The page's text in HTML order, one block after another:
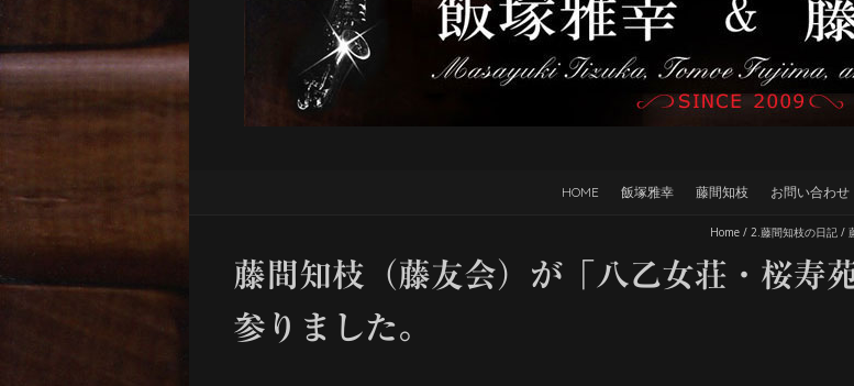
HOME 飯塚雅幸 藤間知枝 お問い合わせ
Home / 2.藤間知枝の日記 /
藤間知枝（藤友会）が「八乙女荘・桜寿
参りました。